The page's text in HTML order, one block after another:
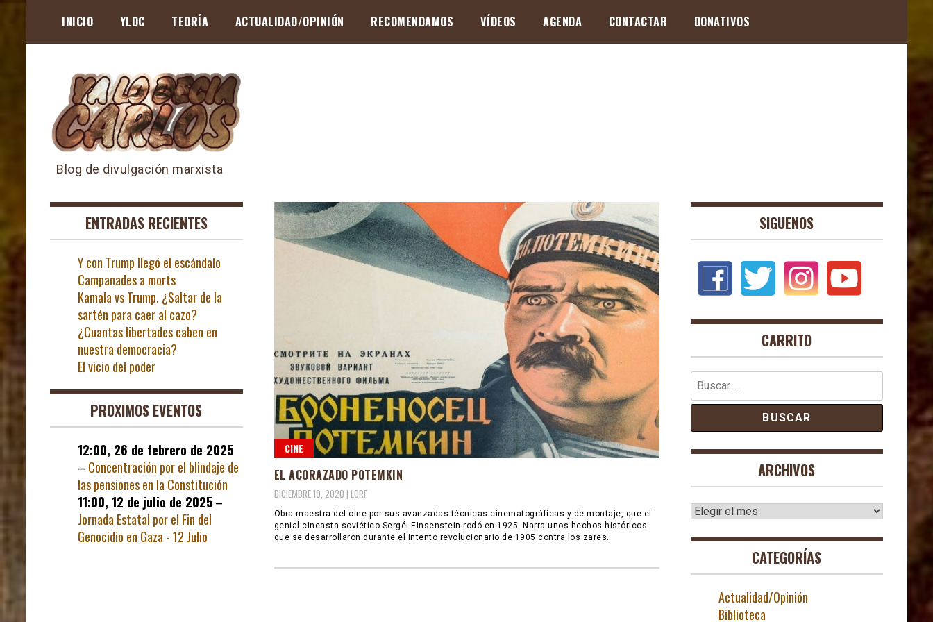
content
INICIO YLDC TEORÍA ACTUALIDAD/OPINIÓN RECOMENDAMOS VÍDEOS AGENDA CONTACTAR DONATIVOS
Blog de divulgación marxista
CINE
EL ACORAZADO POTEMKIN
DICIEMBRE 19, 2020 | LORF
Obra maestra del cine por sus avanzadas técnicas cinematográficas y de montaje, que el
genial cineasta soviético Sergéi Einsenstein rodó en 1925. Narra unos hechos históricos
que se desarrollaron durante el intento revolucionario de 1905 contra los zares.
ENTRADAS RECIENTES
Y con Trump llegó el escándalo
Campanades a morts
Kamala vs Trump. ¿Saltar de la
sartén para caer al cazo?
¿Cuantas libertades caben en
nuestra democracia?
El vicio del poder
PROXIMOS EVENTOS
12:00, 26 de febrero de 2025
– Concentración por el blindaje de
las pensiones en la Constitución
11:00, 12 de julio de 2025–
Jornada Estatal por el Fin del
Genocidio en Gaza - 12 Julio
SIGUENOS
CARRITO
Buscar:
ARCHIVOS
Archivos
CATEGORÍAS
Actualidad/Opinión
Biblioteca